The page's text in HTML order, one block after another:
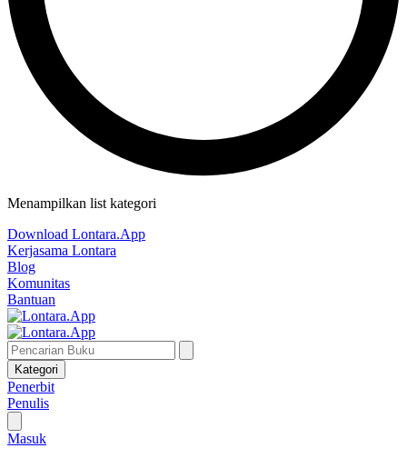
Menampilkan list kategori
Download Lontara.App
Kerjasama Lontara
Blog
Komunitas
Bantuan
Kategori
Penerbit
Penulis
Masuk